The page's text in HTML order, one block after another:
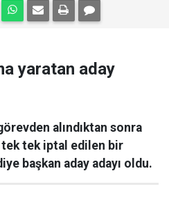
yaratan aday
alındıktan sonra
tek iptal edilen bir
başkan aday adayı oldu.